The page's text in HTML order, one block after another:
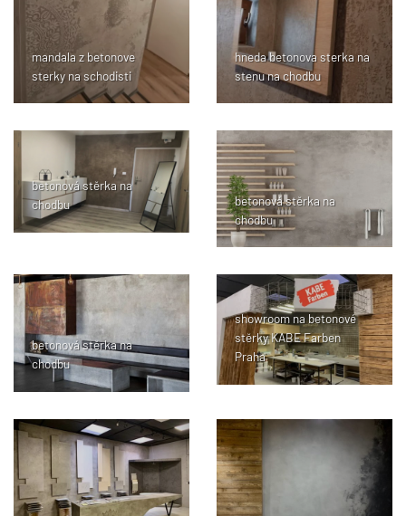
mandala z betonove
sterky na schodisti
hneda betonova sterka na
stenu na chodbu
betonová stěrka na
chodbu
betonová stěrka na
chodbu
betonová stěrka na
chodbu
showroom na betonové
stěrky KABE Farben
Praha